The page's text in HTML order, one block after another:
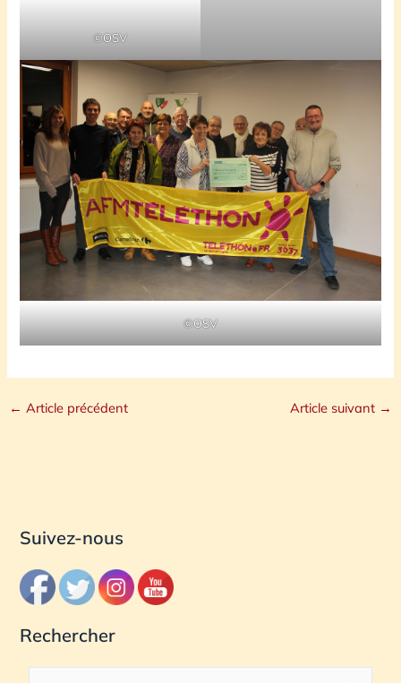
©OSV
©OSV
← Article précédent Article suivant →
Suivez-nous
Rechercher